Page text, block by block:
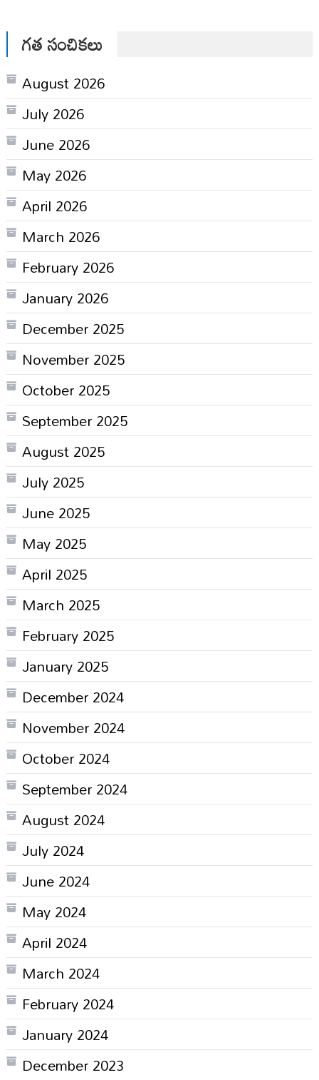
గత సంచికలు
August 2026
July 2026
June 2026
May 2026
April 2026
March 2026
February 2026
January 2026
December 2025
November 2025
October 2025
September 2025
August 2025
July 2025
June 2025
May 2025
April 2025
March 2025
February 2025
January 2025
December 2024
November 2024
October 2024
September 2024
August 2024
July 2024
June 2024
May 2024
April 2024
March 2024
February 2024
January 2024
December 2023